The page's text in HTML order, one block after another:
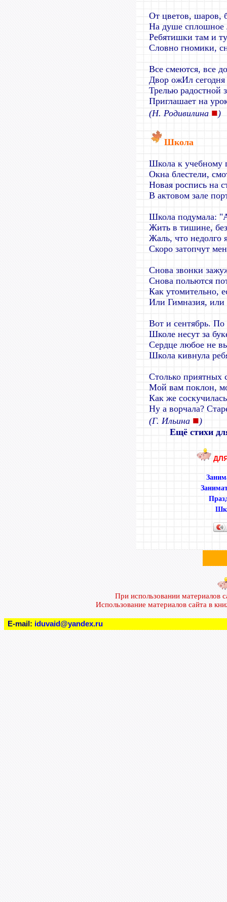
От цветов, шаров,
На душе сплошное
Ребятишки там и
Словно гномики,
Все смеются, все
Двор ожИл
Трелью радостной
Приглашает на
(Н. Родивилина ■)
Школа
Школа к учебному
Окна блестели,
Новая роспись на
В актовом зале
Школа подумала:
Жить в тишине, без
Жаль, что недолго
Скоро затопчут
Снова звонки
Снова польются
Как утомительно,
Или Гимназия,
Вот и сентябрь. По
Школе несут за
Сердце любое не
Школа кивнула
Столько приятных
Мой вам поклон,
Как же
Ну а ворчала?
(Г. Ильина ■)
Ещё стихи
При использовании материалов
Использование материалов сайта в
E-mail: iduvaid@yandex.ru